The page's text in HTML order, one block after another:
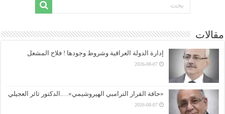
مقالات
إدارة الدولة العراقية وشروط وجودها ! فلاح المشعل
2026-08-07
«حافة القرار الترامبي الهيروشيمي»….الدكتور ثائر العجيلي
2026-08-07